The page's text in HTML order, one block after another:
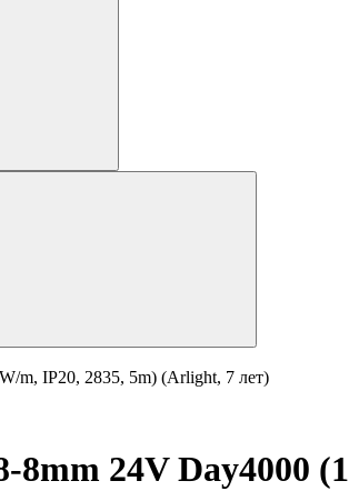
m, IP20, 2835, 5m) (Arlight, 7 лет)
8mm 24V Day4000